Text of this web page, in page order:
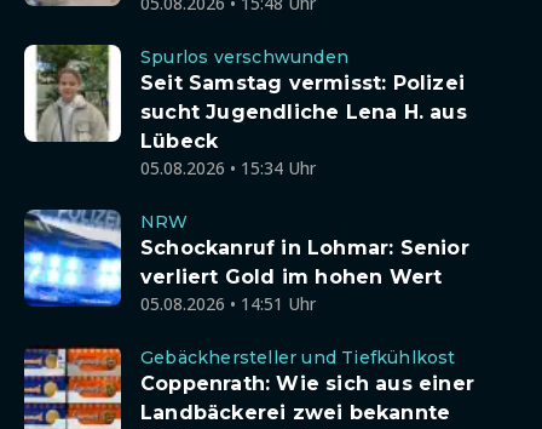
Spurlos verschwunden
Seit Samstag vermisst: Polizei
sucht Jugendliche Lena H. aus
Lübeck
05.08.2026 • 15:34 Uhr
NRW
Schockanruf in Lohmar: Senior
verliert Gold im hohen Wert
05.08.2026 • 14:51 Uhr
Gebäckhersteller und Tiefkühlkost
Coppenrath: Wie sich aus einer
Landbäckerei zwei bekannte